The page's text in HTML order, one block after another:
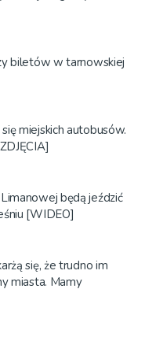
biletów w tarnowskiej
miejskich autobusów.
będą jeździć
[WIDEO]
się, że trudno im
miasta. Mamy